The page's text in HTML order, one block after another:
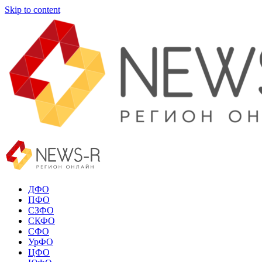
Skip to content
ДФО
ПФО
СЗФО
СКФО
СФО
УрФО
ЦФО